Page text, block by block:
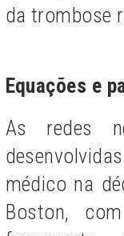
da trombose
Equações e
As redes
médico na
Boston,